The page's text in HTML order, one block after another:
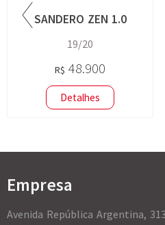
SANDERO ZEN 1.0
19/20
R$ 48.900
Detalhes
Empresa
Avenida República Argentina,